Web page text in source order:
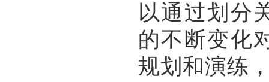
以通过划分
的不断变化
规划和演练